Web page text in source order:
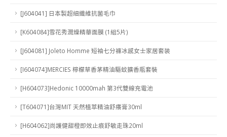
[J604041] 日本製超細纖維抗菌毛巾
[K604084]雪花秀潤燥精華面膜 (1組5片)
[J604081] Joleto Homme 短袖七分褲冰感女士家居套装
[I604074]MERCIES 檸檬草香茅精油驅蚊擴香瓶套裝
[H604073]Hedonic 10000mah 第3代雙線充電池
[T604071]台灣MIT 天然植萃精油舒癢膏30ml
[H604062]尚護健甜橙即效止痕舒敏走珠20ml